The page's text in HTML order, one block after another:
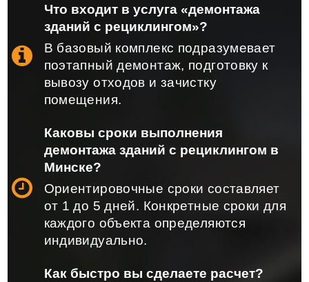
Что входит в услуга «демонтажа
зданий с рециклингом»?
В базовый комплекс подразумевает
поэтапный демонтаж, подготовку к
вывозу отходов и зачистку
помещения.
Каковы сроки выполнения
демонтажа зданий с рециклингом в
Минске?
Ориентировочные сроки составляет
от 1 до 5 дней. Конкретные сроки для
каждого объекта определяются
индивидуально.
Как быстро вы сделаете расчет?